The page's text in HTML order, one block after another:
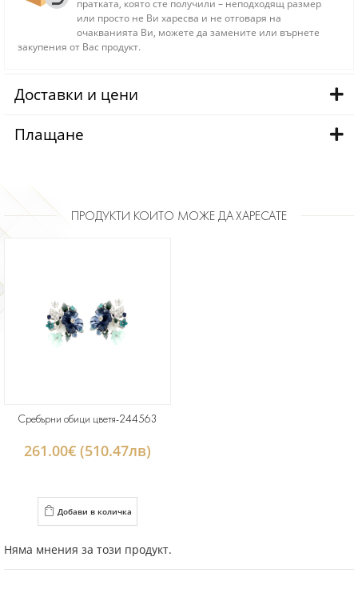
пратката, която сте получили – неподходящ размер
или просто не Ви харесва и не отговаря на
очакванията Ви, можете да замените или върнете
закупения от Вас продукт.
Доставки и цени
Плащане
ПРОДУКТИ КОИТО МОЖЕ ДА ХАРЕСАТЕ
Сребърни обици цветя-244563
261.00€ (510.47лв)
Добави в количка
Няма мнения за този продукт.